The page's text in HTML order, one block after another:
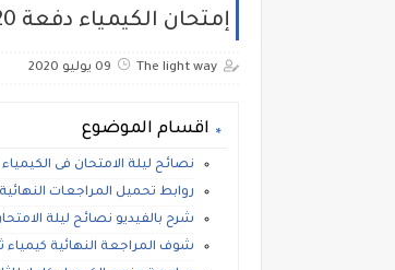
إمتحان الكيمياء دفعة 2020
The light way 09 يوليو 2020
اقسام الموضوع
نصائح ليلة الامتحان فى
روابط تحميل المراجعات النهائية
شرح بالفيديو نصائح ليلة
شوف المراجعة النهائية كيمياء